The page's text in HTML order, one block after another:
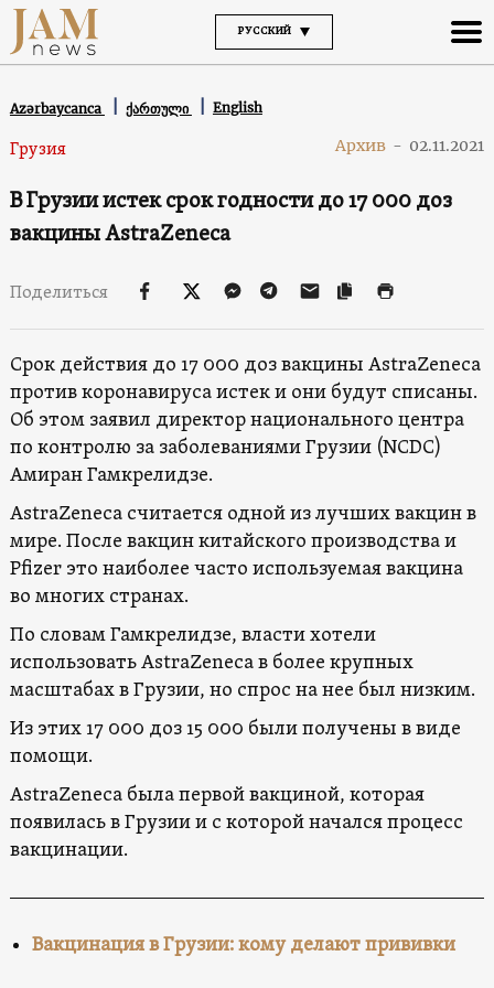
РУССКИЙ
Azərbaycanca ქართული English
Грузия Архив - 02.11.2021
В Грузии истек срок годности до 17 000 доз
вакцины AstraZeneca
Поделиться
Срок действия до 17 000 доз вакцины AstraZeneca
против коронавируса истек и они будут списаны.
Об этом заявил директор национального центра
по контролю за заболеваниями Грузии (NCDC)
Амиран Гамкрелидзе.
AstraZeneca считается одной из лучших вакцин в
мире. После вакцин китайского производства и
Pfizer это наиболее часто используемая вакцина
во многих странах.
По словам Гамкрелидзе, власти хотели
использовать AstraZeneca в более крупных
масштабах в Грузии, но спрос на нее был низким.
Из этих 17 000 доз 15 000 были получены в виде
помощи.
AstraZeneca была первой вакциной, которая
появилась в Грузии и с которой начался процесс
вакцинации.
Вакцинация в Грузии: кому делают прививки